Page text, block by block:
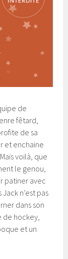
de
fêtard,
de sa
et enchaine
voilà, que
le genou,
patiner avec
n’est pas
dans son
de hockey,
et un